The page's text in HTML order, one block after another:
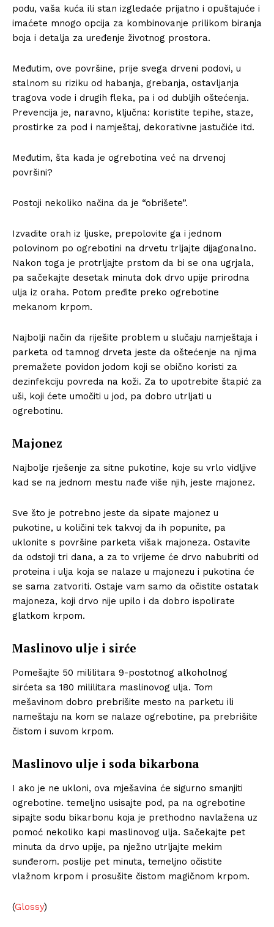
podu, vaša kuća ili stan izgledaće prijatno i opuštajuće i
imaćete mnogo opcija za kombinovanje prilikom biranja
boja i detalja za uređenje životnog prostora.
Međutim, ove površine, prije svega drveni podovi, u
stalnom su riziku od habanja, grebanja, ostavljanja
tragova vode i drugih fleka, pa i od dubljih oštećenja.
Prevencija je, naravno, ključna: koristite tepihe, staze,
prostirke za pod i namještaj, dekorativne jastučiće itd.
Međutim, šta kada je ogrebotina već na drvenoj
površini?
Postoji nekoliko načina da je “obrišete”.
Izvadite orah iz ljuske, prepolovite ga i jednom
polovinom po ogrebotini na drvetu trljajte dijagonalno.
Nakon toga je protrljajte prstom da bi se ona ugrjala,
pa sačekajte desetak minuta dok drvo upije prirodna
ulja iz oraha. Potom pređite preko ogrebotine
mekanom krpom.
Najbolji način da riješite problem u slučaju namještaja i
parketa od tamnog drveta jeste da oštećenje na njima
premažete povidon jodom koji se obično koristi za
dezinfekciju povreda na koži. Za to upotrebite štapić za
uši, koji ćete umočiti u jod, pa dobro utrljati u
ogrebotinu.
Majonez
Najbolje rješenje za sitne pukotine, koje su vrlo vidljive
kad se na jednom mestu nađe više njih, jeste majonez.
Sve što je potrebno jeste da sipate majonez u
pukotine, u količini tek takvoj da ih popunite, pa
uklonite s površine parketa višak majoneza. Ostavite
da odstoji tri dana, a za to vrijeme će drvo nabubriti od
proteina i ulja koja se nalaze u majonezu i pukotina će
se sama zatvoriti. Ostaje vam samo da očistite ostatak
majoneza, koji drvo nije upilo i da dobro ispolirate
glatkom krpom.
Maslinovo ulje i sirće
Pomešajte 50 mililitara 9-postotnog alkoholnog
sirćeta sa 180 mililitara maslinovog ulja. Tom
mešavinom dobro prebrišite mesto na parketu ili
nameštaju na kom se nalaze ogrebotine, pa prebrišite
čistom i suvom krpom.
Maslinovo ulje i soda bikarbona
I ako je ne ukloni, ova mješavina će sigurno smanjiti
ogrebotine. temeljno usisajte pod, pa na ogrebotine
sipajte sodu bikarbonu koja je prethodno navlažena uz
pomoć nekoliko kapi maslinovog ulja. Sačekajte pet
minuta da drvo upije, pa nježno utrljajte mekim
sunđerom. poslije pet minuta, temeljno očistite
vlažnom krpom i prosušite čistom magičnom krpom.
(Glossy)